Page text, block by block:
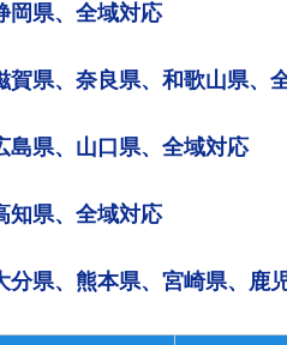
岡県、全域対応
賀県、奈良県、和歌山県、
島県、山口県、全域対応
知県、全域対応
分県、熊本県、宮崎県、鹿